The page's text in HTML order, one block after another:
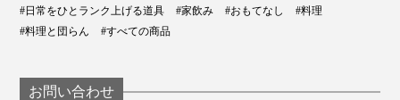
#日常をひとランク上げる道具
#家飲み #おもてなし
#料理
#料理と団らん
#すべての商品
お問い合わせ